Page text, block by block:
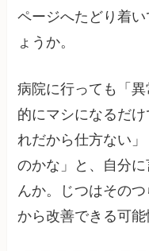
ページへたどり着
ょうか。
病院に行っても「
的にマシになるだ
れだから仕方ない
のかな」と、自分
んか。じつはそのつ
から改善できる可能